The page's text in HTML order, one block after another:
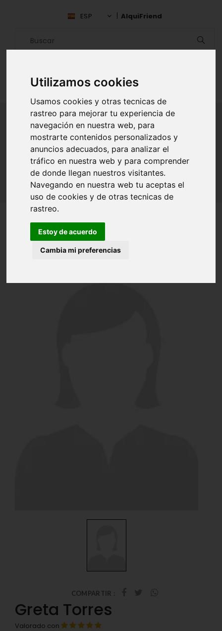
Utilizamos cookies
Usamos cookies y otras tecnicas de
rastreo para mejorar tu experiencia de
navegación en nuestra web, para
mostrarte contenidos personalizados y
anuncios adecuados, para analizar el
tráfico en nuestra web y para comprender
de donde llegan nuestros visitantes.
Navegando en nuestra web tu aceptas el
uso de cookies y de otras tecnicas de
rastreo.
Estoy de acuerdo
Cambia mi preferencias
ESP AlquiFriend
ALQUILAR AMIGO
Inicio Amigos Valparaíso Greta Torres
COMPARTIR :
Greta Torres
Valorado con